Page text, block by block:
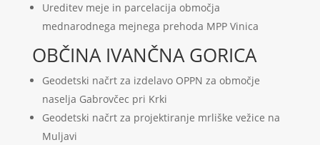
Ureditev meje in parcelacija območja
mednarodnega mejnega prehoda MPP Vinica
OBČINA IVANČNA GORICA
Geodetski načrt za izdelavo OPPN za območje
naselja Gabrovčec pri Krki
Geodetski načrt za projektiranje mrliške vežice na
Muljavi